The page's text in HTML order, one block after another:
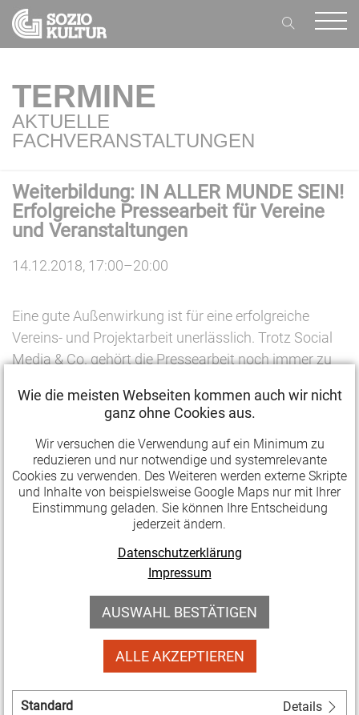
TERMINE
AKTUELLE
FACHVERANSTALTUNGEN
Weiterbildung: IN ALLER MUNDE SEIN!
Erfolgreiche Pressearbeit für Vereine
und Veranstaltungen
14.12.2018, 17:00–20:00
Eine gute Außenwirkung ist für eine erfolgreiche
Vereins- und Projektarbeit unerlässlich. Trotz Social
Media & Co. gehört die Pressearbeit noch immer zu
Aber wie erreicht man die Redaktionen? Worauf
kommt es bei einer guten Pressemitteilung an? Wie
gelingt es, Kommunikationsanlässe zu schaffen,
damit Journalisten über Veranstaltungen und
Projekte berichten? Das Seminar hilft, die
Arbeitsweise der Medien zu verstehen und die eigene
Pressearbeit zu optimieren.
Bernd Seydel (Freier Journalist und
14. Dezember 2018 (Freitag) von 17 bis 20
Künstlerhof Roter Ochse, Elisabethstraße 8,
98553 Schleusingen
Wie die meisten Webseiten kommen auch wir nicht
ganz ohne Cookies aus.
Wir versuchen die Verwendung auf ein Minimum zu
reduzieren und nur notwendige und systemrelevante
Cookies zu verwenden. Des Weiteren werden externe Skripte
und Inhalte von beispielsweise Google Maps nur mit Ihrer
Einstimmung geladen. Sie können Ihre Entscheidung
jederzeit ändern.
Datenschutzerklärung
Impressum
AUSWAHL BESTÄTIGEN
ALLE AKZEPTIEREN
Standard Details